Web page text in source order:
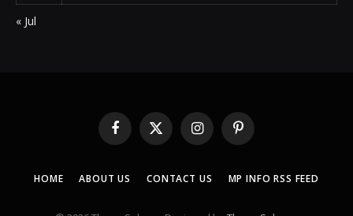
« Jul
Facebook
X
(Twitter)
InstagramPinterest
HOME ABOUT US CONTACT US MP INFO RSS FEED